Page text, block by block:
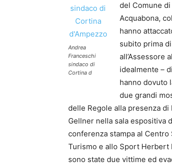
Andrea
Franceschi
sindaco di
Cortina d
del Comune di
Acquabona,
hanno
subito prima
all’Assessore
idealmente –
hanno dovuto
due grandi
delle Regole alla presenza di
Gellner nella sala espositiva
conferenza stampa al Centro
Turismo e allo Sport Herbert
sono state due vittime ed